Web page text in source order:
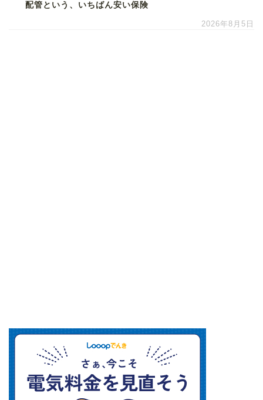
配管という、いちばん安い保険
2026年8月5日